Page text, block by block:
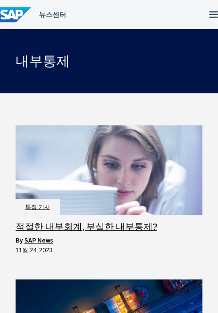
텐
츠
건
내부통제
특집 기사
적절한 내부회계, 부실한 내부통제?
by SAP News
11월 24, 2023